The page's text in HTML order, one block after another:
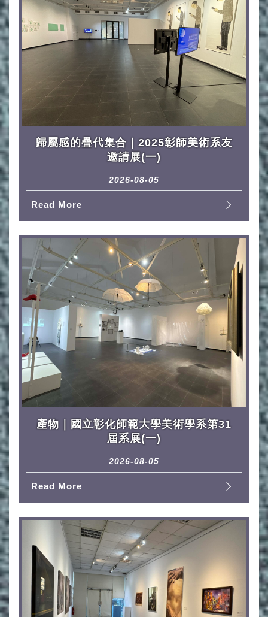
歸屬感的疊代集合｜2025彰師美術系友
邀請展(一)
2026-08-05
Read More
產物｜國立彰化師範大學美術學系第31
屆系展(一)
2026-08-05
Read More